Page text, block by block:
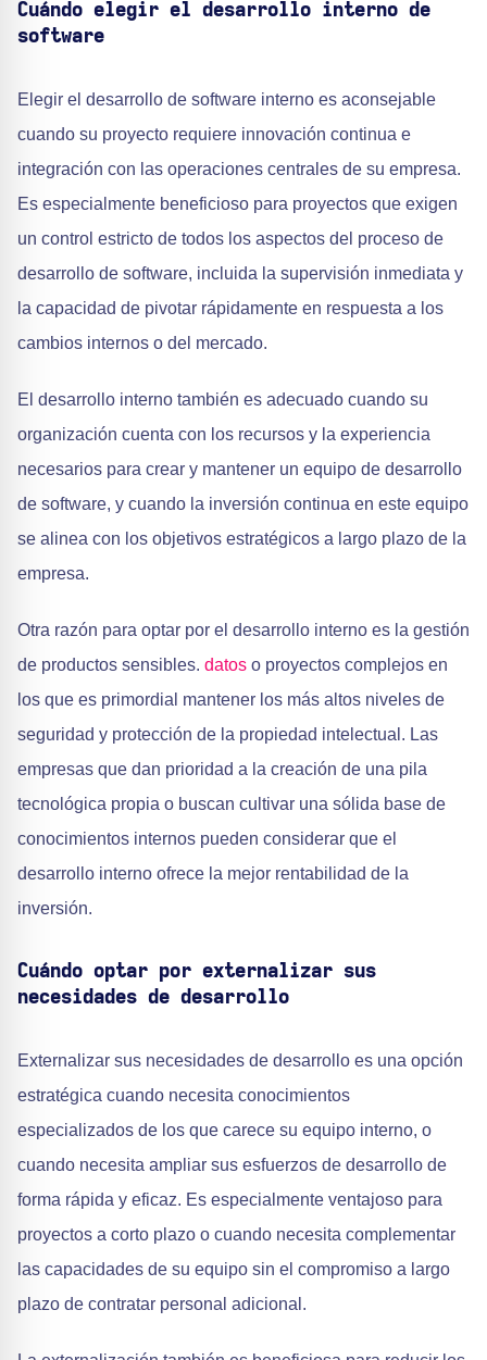
Cuándo elegir el desarrollo interno de
software
Elegir el desarrollo de software interno es aconsejable
cuando su proyecto requiere innovación continua e
integración con las operaciones centrales de su empresa.
Es especialmente beneficioso para proyectos que exigen
un control estricto de todos los aspectos del proceso de
desarrollo de software, incluida la supervisión inmediata y
la capacidad de pivotar rápidamente en respuesta a los
cambios internos o del mercado.
El desarrollo interno también es adecuado cuando su
organización cuenta con los recursos y la experiencia
necesarios para crear y mantener un equipo de desarrollo
de software, y cuando la inversión continua en este equipo
se alinea con los objetivos estratégicos a largo plazo de la
empresa.
Otra razón para optar por el desarrollo interno es la gestión
de productos sensibles. datos o proyectos complejos en
los que es primordial mantener los más altos niveles de
seguridad y protección de la propiedad intelectual. Las
empresas que dan prioridad a la creación de una pila
tecnológica propia o buscan cultivar una sólida base de
conocimientos internos pueden considerar que el
desarrollo interno ofrece la mejor rentabilidad de la
inversión.
Cuándo optar por externalizar sus
necesidades de desarrollo
Externalizar sus necesidades de desarrollo es una opción
estratégica cuando necesita conocimientos
especializados de los que carece su equipo interno, o
cuando necesita ampliar sus esfuerzos de desarrollo de
forma rápida y eficaz. Es especialmente ventajoso para
proyectos a corto plazo o cuando necesita complementar
las capacidades de su equipo sin el compromiso a largo
plazo de contratar personal adicional.